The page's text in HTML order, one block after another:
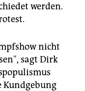
werden.
nicht
sagt Dirk
Kundgebung